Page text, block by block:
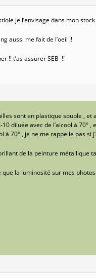
je l’envisage dans mon
aussi me fait de l’oeil !!
!! t’as assurer SEB !!
sont en plastique souple ,
10 diluée avec de l’alcool à 70°
à 70° , je ne me rappelle pas si
de la peinture métallique
que la luminosité sur mes